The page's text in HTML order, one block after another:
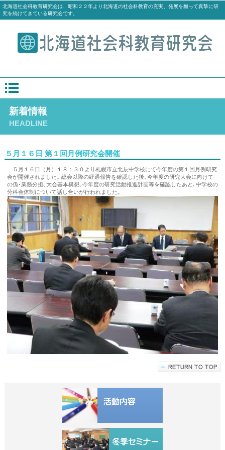
北海道社会科教育研究会は、昭和２２年より北海道の社会科教育の充実、発展を願って真摯に研
究を続けてきている研究会です。
新着情報
HEADLINE
５月１６日 第１回月例研究会開催
５月１６日（月）１８：３０より札幌市立北辰中学校にて今年度の第１回月例研究
会が開催されました｡ 総会以降の経過報告を確認した後､今年度の研究大会に向けて
の係･業務分担､大会基本構想､今年度の研究活動推進計画等を確認したあと､中学校の
分科会体制について話し合いが行われました｡